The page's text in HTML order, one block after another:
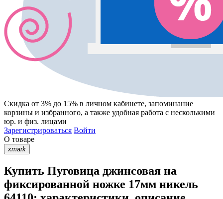
Скидка от 3% до 15% в личном кабинете, запоминание
корзины и избранного, а также удобная работа с несколькими
юр. и физ. лицами
Зарегистрироваться Войти
О товаре
xmark
Купить Пуговица джинсовая на
фиксированной ножке 17мм никель